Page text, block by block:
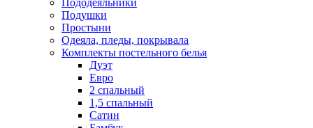
Подушки
Простыни
Одеяла, пледы, покрывала
Комплекты постельного белья
Дуэт
Евро
2 спальный
1,5 спальный
Сатин